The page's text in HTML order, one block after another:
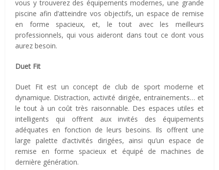
vous y trouverez des équipements modernes, une grande
piscine afin d’atteindre vos objectifs, un espace de remise
en forme spacieux, et, le tout avec les meilleurs
professionnels, qui vous aideront dans tout ce dont vous
aurez besoin.
Duet Fit
Duet Fit est un concept de club de sport moderne et
dynamique. Distraction, activité dirigée, entrainements… et
le tout à un coût très raisonnable. Des espaces utiles et
intelligents qui offrent aux invités des équipements
adéquates en fonction de leurs besoins. Ils offrent une
large palette d’activités dirigées, ainsi qu’un espace de
remise en forme spacieux et équipé de machines de
dernière génération.